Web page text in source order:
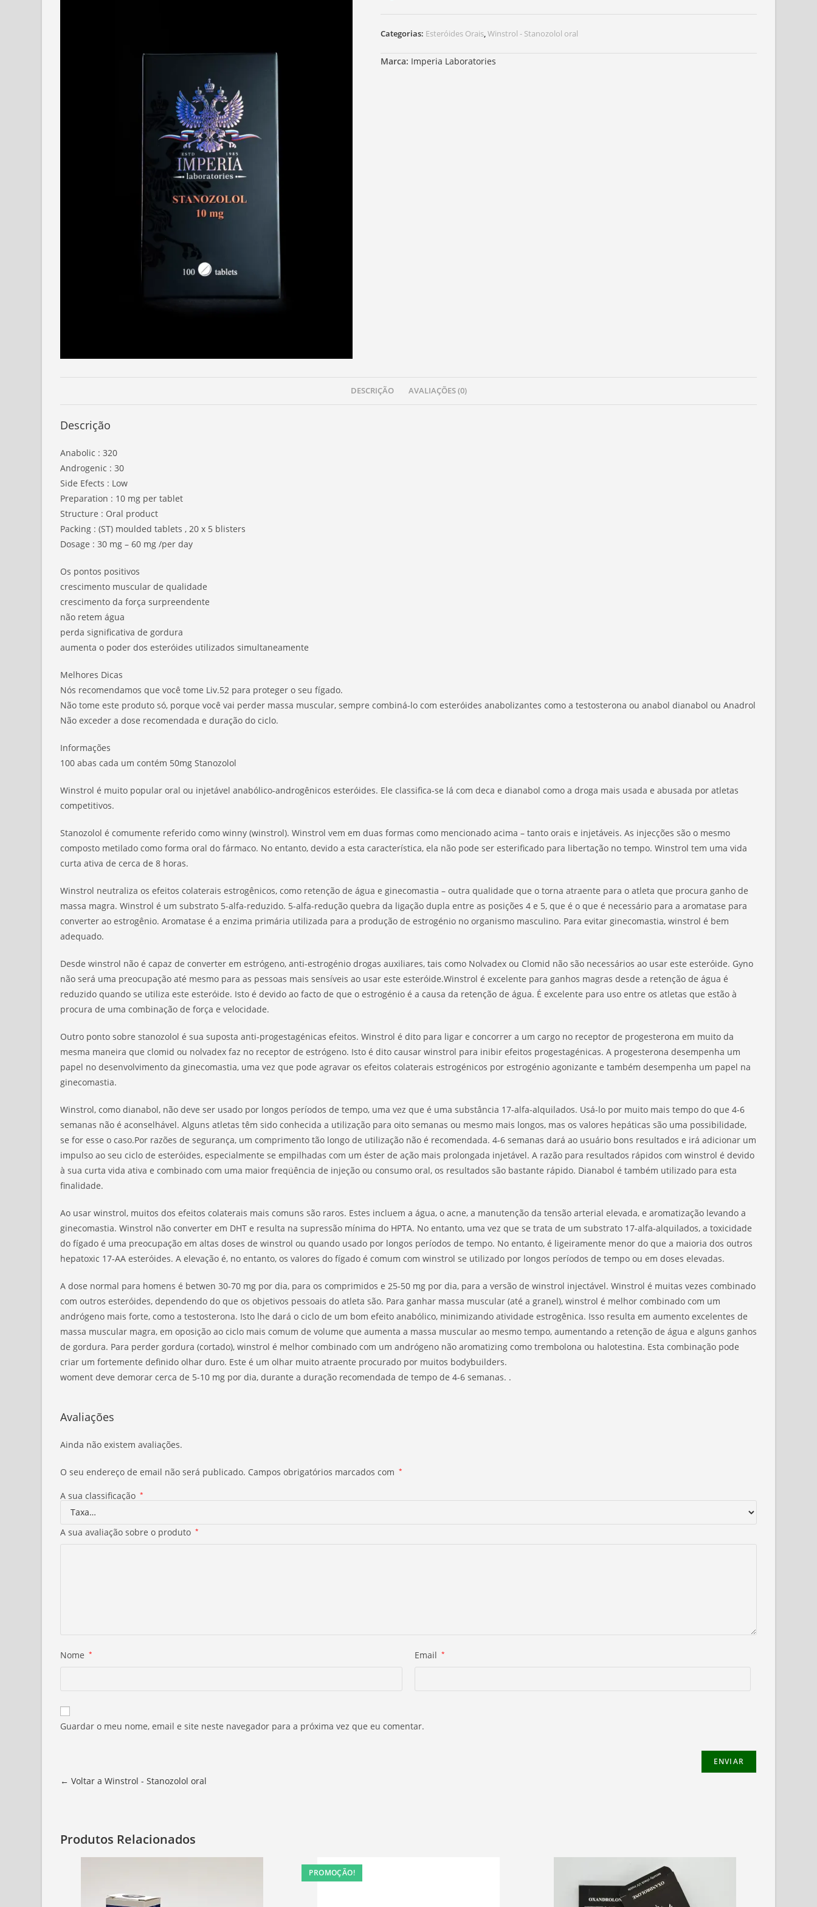
Categorias: Esteróides Orais,Winstrol - Stanozolol oral
Marca: Imperia Laboratories
DESCRIÇÃO AVALIAÇÕES (0)
Descrição
Anabolic : 320
Androgenic : 30
Side Efects : Low
Preparation : 10 mg per tablet
Structure : Oral product
Packing : (ST) moulded tablets , 20 x 5 blisters
Dosage : 30 mg – 60 mg /per day
Os pontos positivos
crescimento muscular de qualidade
crescimento da força surpreendente
não retem água
perda significativa de gordura
aumenta o poder dos esteróides utilizados simultaneamente
Melhores Dicas
Nós recomendamos que você tome Liv.52 para proteger o seu fígado.
Não tome este produto só, porque você vai perder massa muscular, sempre combiná-lo com esteróides anabolizantes como a testosterona ou anabol dianabol ou Anadrol
Não exceder a dose recomendada e duração do ciclo.
Informações
100 abas cada um contém 50mg Stanozolol
Winstrol é muito popular oral ou injetável anabólico-androgênicos esteróides. Ele classifica-se lá com deca e dianabol como a droga mais usada e abusada por atletas
competitivos.
Stanozolol é comumente referido como winny (winstrol). Winstrol vem em duas formas como mencionado acima – tanto orais e injetáveis. As injecções são o mesmo
composto metilado como forma oral do fármaco. No entanto, devido a esta característica, ela não pode ser esterificado para libertação no tempo. Winstrol tem uma vida
curta ativa de cerca de 8 horas.
Winstrol neutraliza os efeitos colaterais estrogênicos, como retenção de água e ginecomastia – outra qualidade que o torna atraente para o atleta que procura ganho de
massa magra. Winstrol é um substrato 5-alfa-reduzido. 5-alfa-redução quebra da ligação dupla entre as posições 4 e 5, que é o que é necessário para a aromatase para
converter ao estrogênio. Aromatase é a enzima primária utilizada para a produção de estrogénio no organismo masculino. Para evitar ginecomastia, winstrol é bem
adequado.
Desde winstrol não é capaz de converter em estrógeno, anti-estrogénio drogas auxiliares, tais como Nolvadex ou Clomid não são necessários ao usar este esteróide. Gyno
não será uma preocupação até mesmo para as pessoas mais sensíveis ao usar este esteróide.Winstrol é excelente para ganhos magras desde a retenção de água é
reduzido quando se utiliza este esteróide. Isto é devido ao facto de que o estrogénio é a causa da retenção de água. É excelente para uso entre os atletas que estão à
procura de uma combinação de força e velocidade.
Outro ponto sobre stanozolol é sua suposta anti-progestagénicas efeitos. Winstrol é dito para ligar e concorrer a um cargo no receptor de progesterona em muito da
mesma maneira que clomid ou nolvadex faz no receptor de estrógeno. Isto é dito causar winstrol para inibir efeitos progestagénicas. A progesterona desempenha um
papel no desenvolvimento da ginecomastia, uma vez que pode agravar os efeitos colaterais estrogénicos por estrogénio agonizante e também desempenha um papel na
ginecomastia.
Winstrol, como dianabol, não deve ser usado por longos períodos de tempo, uma vez que é uma substância 17-alfa-alquilados. Usá-lo por muito mais tempo do que 4-6
semanas não é aconselhável. Alguns atletas têm sido conhecida a utilização para oito semanas ou mesmo mais longos, mas os valores hepáticas são uma possibilidade,
se for esse o caso.Por razões de segurança, um comprimento tão longo de utilização não é recomendada. 4-6 semanas dará ao usuário bons resultados e irá adicionar um
impulso ao seu ciclo de esteróides, especialmente se empilhadas com um éster de ação mais prolongada injetável. A razão para resultados rápidos com winstrol é devido
à sua curta vida ativa e combinado com uma maior freqüência de injeção ou consumo oral, os resultados são bastante rápido. Dianabol é também utilizado para esta
finalidade.
Ao usar winstrol, muitos dos efeitos colaterais mais comuns são raros. Estes incluem a água, o acne, a manutenção da tensão arterial elevada, e aromatização levando a
ginecomastia. Winstrol não converter em DHT e resulta na supressão mínima do HPTA. No entanto, uma vez que se trata de um substrato 17-alfa-alquilados, a toxicidade
do fígado é uma preocupação em altas doses de winstrol ou quando usado por longos períodos de tempo. No entanto, é ligeiramente menor do que a maioria dos outros
hepatoxic 17-AA esteróides. A elevação é, no entanto, os valores do fígado é comum com winstrol se utilizado por longos períodos de tempo ou em doses elevadas.
A dose normal para homens é betwen 30-70 mg por dia, para os comprimidos e 25-50 mg por dia, para a versão de winstrol injectável. Winstrol é muitas vezes combinado
com outros esteróides, dependendo do que os objetivos pessoais do atleta são. Para ganhar massa muscular (até a granel), winstrol é melhor combinado com um
andrógeno mais forte, como a testosterona. Isto lhe dará o ciclo de um bom efeito anabólico, minimizando atividade estrogênica. Isso resulta em aumento excelentes de
massa muscular magra, em oposição ao ciclo mais comum de volume que aumenta a massa muscular ao mesmo tempo, aumentando a retenção de água e alguns ganhos
de gordura. Para perder gordura (cortado), winstrol é melhor combinado com um andrógeno não aromatizing como trembolona ou halotestina. Esta combinação pode
criar um fortemente definido olhar duro. Este é um olhar muito atraente procurado por muitos bodybuilders.
woment deve demorar cerca de 5-10 mg por dia, durante a duração recomendada de tempo de 4-6 semanas. .
Avaliações
Ainda não existem avaliações.
O seu endereço de email não será publicado. Campos obrigatórios marcados com *
A sua classificação *
A sua avaliação sobre o produto *
Nome * Email *
Guardar o meu nome, email e site neste navegador para a próxima vez que eu comentar.
← Voltar a Winstrol - Stanozolol oral
Produtos Relacionados
PROMOÇÃO!